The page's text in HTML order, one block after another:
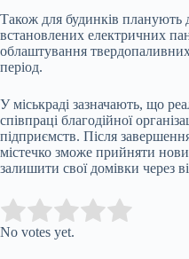
Також для будинків планують
встановлених електричних
облаштування твердопаливних
період.
У міськраді зазначають, що
співпраці благодійної
підприємств. Після
містечко зможе прийняти
залишити свої домівки через
Rate this item:
No votes yet.